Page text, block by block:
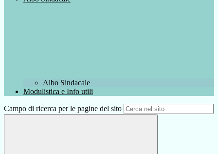
Albo Sindacale
Modulistica e Info utili
Campo di ricerca per le pagine del sito